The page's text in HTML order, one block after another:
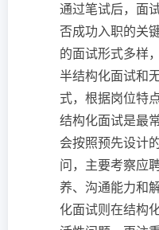
通过笔试后，面
否成功入职的关
的面试形式多样
半结构化面试和
式，根据岗位特
结构化面试是最
会按照预先设计
问，主要考察应
养、沟通能力和
化面试则在结构